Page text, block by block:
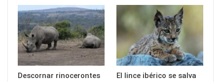
Descornar rinocerontes
El lince ibérico se salva